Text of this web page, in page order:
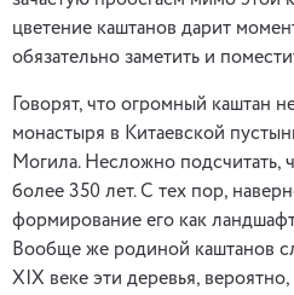
цветение каштанов дарит
обязательно заметить и
Говорят, что огромный каштан
монастыря в Китаевской
Могила. Несложно подсчитать,
более 350 лет. С тех пор,
формирование его как
Вообще же родиной каштанов
ХIХ веке эти деревья,